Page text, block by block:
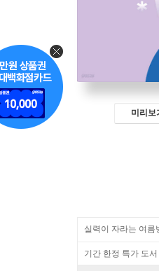
미리보
실력이 자라는 여름
기간 한정 특가 도서